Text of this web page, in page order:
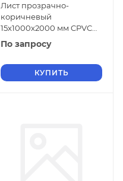
Лист прозрачно-
коричневый
15х1000х2000 мм CPVC
ГОСТ 32415-2013
По запросу
КУПИТЬ